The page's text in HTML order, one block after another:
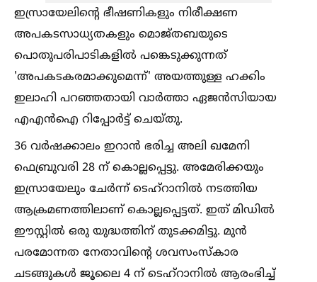
ഇസ്രായേലിന്റെ ഭീഷണികളും നിരീക്ഷണ
അപകടസാധ്യതകളും മൊജ്തബയുടെ
പൊതുപരിപാടികളില്‍ പങ്കെടുക്കുന്നത്
'അപകടകരമാക്കുമെന്ന്' അയത്തുള്ള ഹക്കിം
ഇലാഹി പറഞ്ഞതായി വാര്‍ത്താ ഏജന്‍സിയായ
എഎന്‍ഐ റിപ്പോര്‍ട്ട് ചെയ്തു.
36 വര്‍ഷക്കാലം ഇറാന്‍ ഭരിച്ച അലി ഖമേനി
ഫെബ്രുവരി 28 ന് കൊല്ലപ്പെട്ടു. അമേരിക്കയും
ഇസ്രായേലും ചേര്‍ന്ന് ടെഹ്‌റാനില്‍ നടത്തിയ
ആക്രമണത്തിലാണ് കൊല്ലപ്പെട്ടത്. ഇത് മിഡില്‍
ഈസ്റ്റില്‍ ഒരു യുദ്ധത്തിന് തുടക്കമിട്ടു. മുന്‍
പരമോന്നത നേതാവിന്റെ ശവസംസ്‌കാര
ചടങ്ങുകള്‍ ജൂലൈ 4 ന് ടെഹ്റാനില്‍ ആരംഭിച്ച്‌